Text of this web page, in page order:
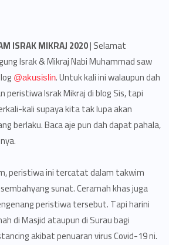
ISRAK MIKRAJ 2020| Selamat
Israk & Mikraj Nabi Muhammad saw
@akusislin. Untuk kali ini walaupun dah
peristiwa Israk Mikraj di blog Sis, tapi
kali supaya kita tak lupa akan
berlaku. Baca aje pun dah dapat pahala,
peristiwa ini tercatat dalam takwim
sunat. Ceramah khas juga
peristiwa tersebut. Tapi harini
di Masjid ataupun di Surau bagi
akibat penuaran virus Covid-19 ni.